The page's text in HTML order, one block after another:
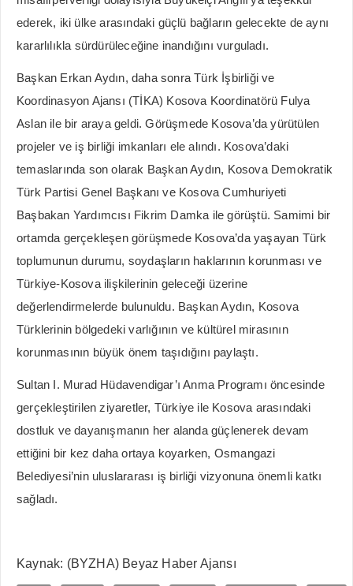
ederek, iki ülke arasındaki güçlü bağların gelecekte de aynı
kararlılıkla sürdürüleceğine inandığını vurguladı.
Başkan Erkan Aydın, daha sonra Türk İşbirliği ve
Koordinasyon Ajansı (TİKA) Kosova Koordinatörü Fulya
Aslan ile bir araya geldi. Görüşmede Kosova’da yürütülen
projeler ve iş birliği imkanları ele alındı. Kosova’daki
temaslarında son olarak Başkan Aydın, Kosova Demokratik
Türk Partisi Genel Başkanı ve Kosova Cumhuriyeti
Başbakan Yardımcısı Fikrim Damka ile görüştü. Samimi bir
ortamda gerçekleşen görüşmede Kosova’da yaşayan Türk
toplumunun durumu, soydaşların haklarının korunması ve
Türkiye-Kosova ilişkilerinin geleceği üzerine
değerlendirmelerde bulunuldu. Başkan Aydın, Kosova
Türklerinin bölgedeki varlığının ve kültürel mirasının
korunmasının büyük önem taşıdığını paylaştı.
Sultan I. Murad Hüdavendigar’ı Anma Programı öncesinde
gerçekleştirilen ziyaretler, Türkiye ile Kosova arasındaki
dostluk ve dayanışmanın her alanda güçlenerek devam
ettiğini bir kez daha ortaya koyarken, Osmangazi
Belediyesi’nin uluslararası iş birliği vizyonuna önemli katkı
sağladı.
Kaynak: (BYZHA) Beyaz Haber Ajansı